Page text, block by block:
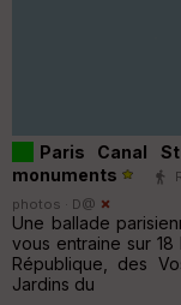
Paris Canal
monuments
photos · D@
Une ballade
vous entraine sur
République, des
Jardins du